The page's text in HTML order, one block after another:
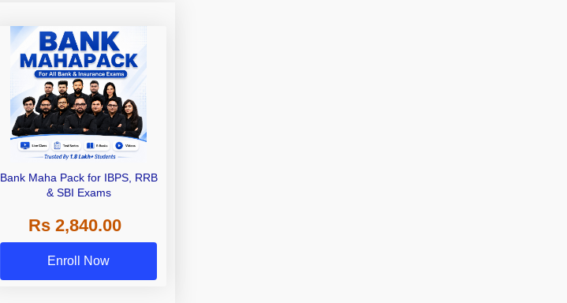
Bank Maha Pack for IBPS, RRB
& SBI Exams
Rs 2,840.00
Enroll Now